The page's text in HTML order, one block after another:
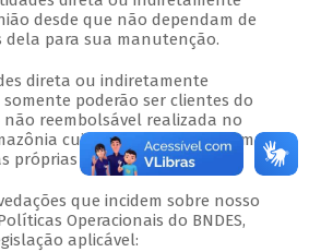
desde que não dependam de
dela para sua manutenção.
direta ou indiretamente
poderão ser clientes do
não reembolsável realizada no
cujos recursos não sejam
próprias doações.
que incidem sobre nosso
Operacionais do BNDES,
aplicável: